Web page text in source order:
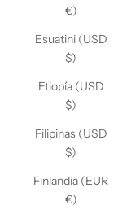
€)
Esuatini (USD
$)
Etiopía (USD
$)
Filipinas (USD
$)
Finlandia (EUR
€)